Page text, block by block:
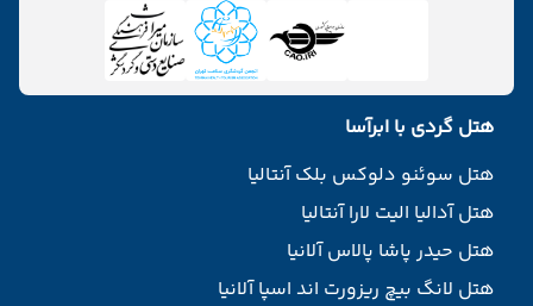
هتل گردی با ابرآسا
هتل سوئنو دلوکس بلک آنتالیا
هتل آدالیا الیت لارا آنتالیا
هتل حیدر پاشا پالاس آلانیا
هتل لانگ بیچ ریزورت اند اسپا آلانیا